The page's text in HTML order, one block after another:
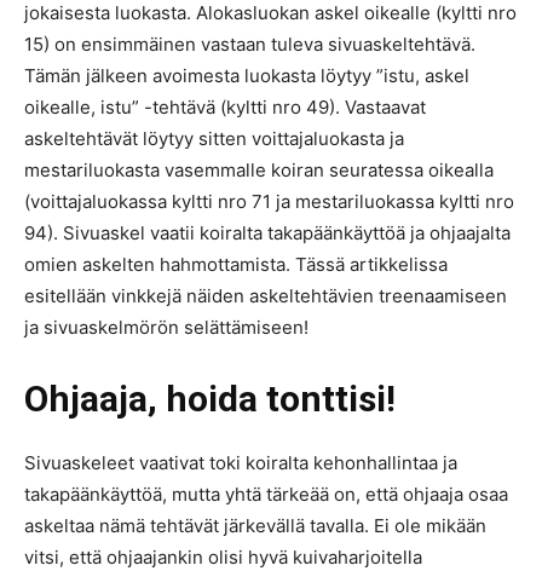
jokaisesta luokasta. Alokasluokan askel oikealle (kyltti nro
15) on ensimmäinen vastaan tuleva sivuaskeltehtävä.
Tämän jälkeen avoimesta luokasta löytyy ”istu, askel
oikealle, istu” -tehtävä (kyltti nro 49). Vastaavat
askeltehtävät löytyy sitten voittajaluokasta ja
mestariluokasta vasemmalle koiran seuratessa oikealla
(voittajaluokassa kyltti nro 71 ja mestariluokassa kyltti nro
94). Sivuaskel vaatii koiralta takapäänkäyttöä ja ohjaajalta
omien askelten hahmottamista. Tässä artikkelissa
esitellään vinkkejä näiden askeltehtävien treenaamiseen
ja sivuaskelmörön selättämiseen!
Ohjaaja, hoida tonttisi!
Sivuaskeleet vaativat toki koiralta kehonhallintaa ja
takapäänkäyttöä, mutta yhtä tärkeää on, että ohjaaja osaa
askeltaa nämä tehtävät järkevällä tavalla. Ei ole mikään
vitsi, että ohjaajankin olisi hyvä kuivaharjoitella